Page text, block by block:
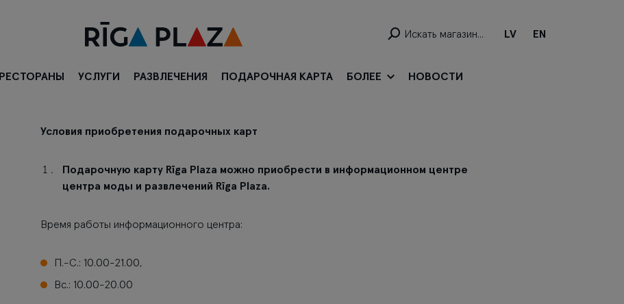
LV EN
РЕСТОРАНЫ УСЛУГИ РАЗВЛЕЧЕНИЯ ПОДАРОЧНАЯ КАРТА БОЛЕЕ НОВОСТИ
Условия приобретения подарочных карт
Подарочную карту Rīga Plaza можно приобрести в информационном центре
центра моды и развлечений Rīga Plaza.
Время работы информационного центра:
П.-С.: 10.00-21.00,
Вс.: 10.00-20.00